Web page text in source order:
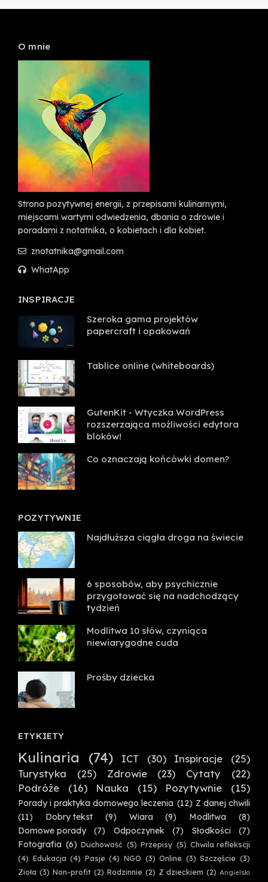
O mnie
Strona pozytywnej energii, z przepisami kulinarnymi,
miejscami wartymi odwiedzenia, dbania o zdrowie i
poradami z notatnika, o kobietach i dla kobiet.
znotatnika@gmail.com
WhatApp
INSPIRACJE
Szeroka gama projektów
papercraft i opakowań
Tablice online (whiteboards)
GutenKit - Wtyczka WordPress
rozszerzająca możliwości edytora
bloków!
Co oznaczają końcówki domen?
POZYTYWNIE
Najdłuższa ciągła droga na świecie
6 sposobów, aby psychicznie
przygotować się na nadchodzący
tydzień
Modlitwa 10 słów, czyniąca
niewiarygodne cuda
Prośby dziecka
ETYKIETY
Kulinaria (74) ICT (30) Inspiracje
(25)
Turystyka
(25) Zdrowie (23) Cytaty
(22)
Podróże
(16) Nauka (15) Pozytywnie (15)
Porady i praktyka domowego leczenia (12) Z danej chwili
(11)
Dobry tekst (9) Wiara (9) Modlitwa
(8)
Domowe porady
(7) Odpoczynek (7) Słodkości
(7)
Fotografia (6) Duchowość (5) Przepisy (5) Chwila reflekscji
(4) Edukacja (4) Pasje (4) NGO (3) Online (3) Szczęście (3)
Zioła (3) Non-profit (2) Rodzinnie (2) Z dzieckiem (2) Angielski